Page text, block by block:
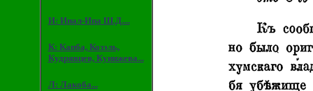
И: Инал-Ипа Ш.Д....
К: Капба, Козэль,
Кудрявцев, Кунижева...
Л: Лакоба...